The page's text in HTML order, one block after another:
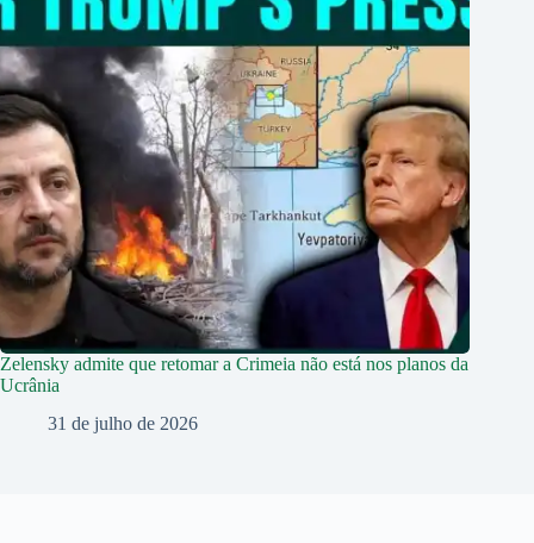
Zelensky admite que retomar a Crimeia não está nos planos da
Ucrânia
31 de julho de 2026